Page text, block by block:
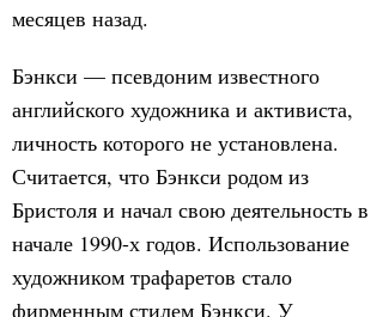
месяцев назад.
Бэнкси — псевдоним известного
английского художника и активиста,
личность которого не установлена.
Считается, что Бэнкси родом из
Бристоля и начал свою деятельность в
начале 1990-х годов. Использование
художником трафаретов стало
фирменным стилем Бэнкси. У